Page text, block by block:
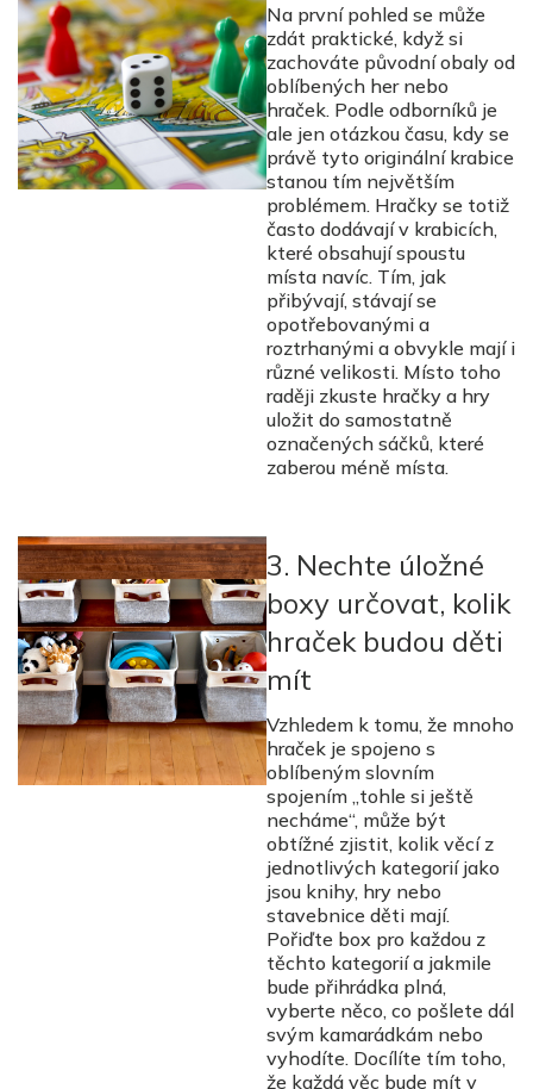
Na první pohled se může
zdát praktické, když si
zachováte původní obaly od
oblíbených her nebo
hraček. Podle odborníků je
ale jen otázkou času, kdy se
právě tyto originální krabice
stanou tím největším
problémem. Hračky se totiž
často dodávají v krabicích,
které obsahují spoustu
místa navíc. Tím, jak
přibývají, stávají se
opotřebovanými a
roztrhanými a obvykle mají i
různé velikosti. Místo toho
raději zkuste hračky a hry
uložit do samostatně
označených sáčků, které
zaberou méně místa.
3. Nechte úložné
boxy určovat, kolik
hraček budou děti
mít
Vzhledem k tomu, že mnoho
hraček je spojeno s
oblíbeným slovním
spojením „tohle si ještě
necháme“, může být
obtížné zjistit, kolik věcí z
jednotlivých kategorií jako
jsou knihy, hry nebo
stavebnice děti mají.
Pořiďte box pro každou z
těchto kategorií a jakmile
bude přihrádka plná,
vyberte něco, co pošlete dál
svým kamarádkám nebo
vyhodíte. Docílíte tím toho,
že každá věc bude mít v